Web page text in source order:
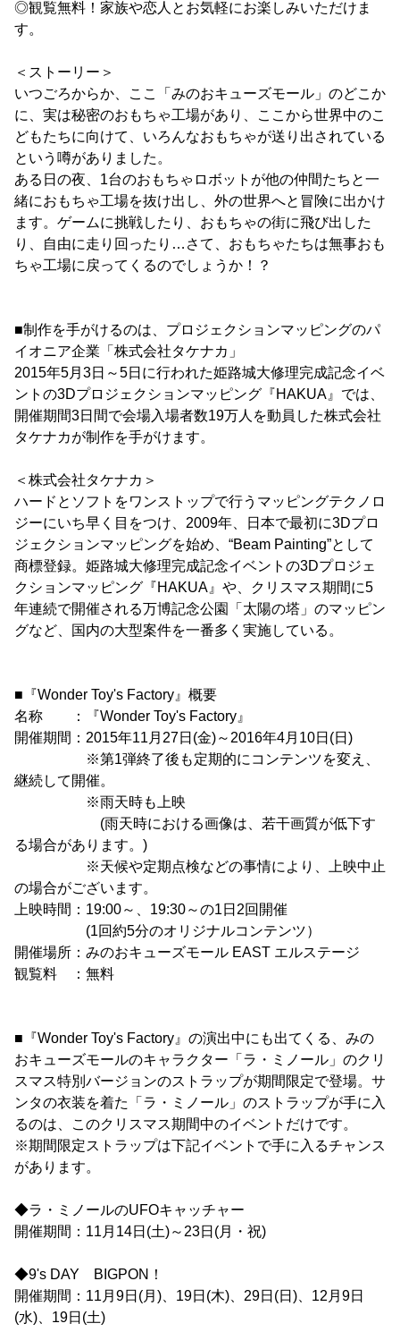
◎観覧無料！家族や恋人とお気軽にお楽しみいただけま
す。
＜ストーリー＞
いつごろからか、ここ「みのおキューズモール」のどこか
に、実は秘密のおもちゃ工場があり、ここから世界中のこ
どもたちに向けて、いろんなおもちゃが送り出されている
という噂がありました。
ある日の夜、1台のおもちゃロボットが他の仲間たちと一
緒におもちゃ工場を抜け出し、外の世界へと冒険に出かけ
ます。ゲームに挑戦したり、おもちゃの街に飛び出した
り、自由に走り回ったり…さて、おもちゃたちは無事おも
ちゃ工場に戻ってくるのでしょうか！？
■制作を手がけるのは、プロジェクションマッピングのパ
イオニア企業「株式会社タケナカ」
2015年5月3日～5日に行われた姫路城大修理完成記念イベ
ントの3Dプロジェクションマッピング『HAKUA』では、
開催期間3日間で会場入場者数19万人を動員した株式会社
タケナカが制作を手がけます。
＜株式会社タケナカ＞
ハードとソフトをワンストップで行うマッピングテクノロ
ジーにいち早く目をつけ、2009年、日本で最初に3Dプロ
ジェクションマッピングを始め、“Beam Painting”として
商標登録。姫路城大修理完成記念イベントの3Dプロジェ
クションマッピング『HAKUA』や、クリスマス期間に5
年連続で開催される万博記念公園「太陽の塔」のマッピン
グなど、国内の大型案件を一番多く実施している。
■『Wonder Toy's Factory』概要
名称 ：『Wonder Toy's Factory』
開催期間：2015年11月27日(金)～2016年4月10日(日)
※第1弾終了後も定期的にコンテンツを変え、
継続して開催。
※雨天時も上映
(雨天時における画像は、若干画質が低下す
る場合があります。)
※天候や定期点検などの事情により、上映中止
の場合がございます。
上映時間：19:00～、19:30～の1日2回開催
(1回約5分のオリジナルコンテンツ）
開催場所：みのおキューズモール EAST エルステージ
観覧料 ：無料
■『Wonder Toy's Factory』の演出中にも出てくる、みの
おキューズモールのキャラクター「ラ・ミノール」のクリ
スマス特別バージョンのストラップが期間限定で登場。サ
ンタの衣装を着た「ラ・ミノール」のストラップが手に入
るのは、このクリスマス期間中のイベントだけです。
※期間限定ストラップは下記イベントで手に入るチャンス
があります。
◆ラ・ミノールのUFOキャッチャー
開催期間：11月14日(土)～23日(月・祝)
◆9's DAY BIGPON！
開催期間：11月9日(月)、19日(木)、29日(日)、12月9日
(水)、19日(土)